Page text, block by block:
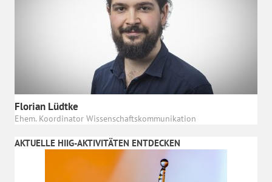
Florian Lüdtke
Ehem. Koordinator Wissenschaftskommunikation
AKTUELLE HIIG-AKTIVITÄTEN ENTDECKEN